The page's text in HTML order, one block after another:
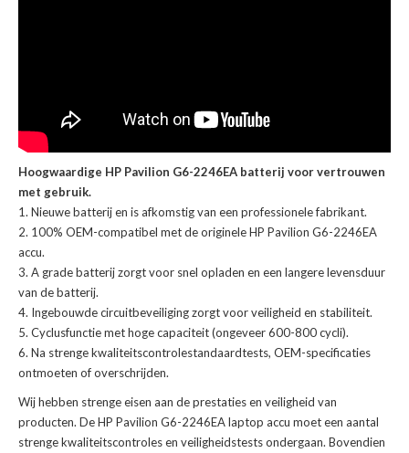
Hoogwaardige HP Pavilion G6-2246EA batterij voor vertrouwen
met gebruik.
Nieuwe batterij en is afkomstig van een professionele fabrikant.
100% OEM-compatibel met deoriginele HP Pavilion G6-2246EA
accu.
A grade batterij zorgt voor snel opladen en een langere levensduur
van de batterij.
Ingebouwde circuitbeveiliging zorgt voor veiligheid en stabiliteit.
Cyclusfunctie met hoge capaciteit (ongeveer 600-800 cycli).
Na strenge kwaliteitscontrolestandaardtests, OEM-specificaties
ontmoeten of overschrijden.
Wij hebben strenge eisen aan de prestaties en veiligheid van
producten. DeHP Pavilion G6-2246EA laptop accu moet een aantal
strenge kwaliteitscontroles en veiligheidstests ondergaan. Bovendien